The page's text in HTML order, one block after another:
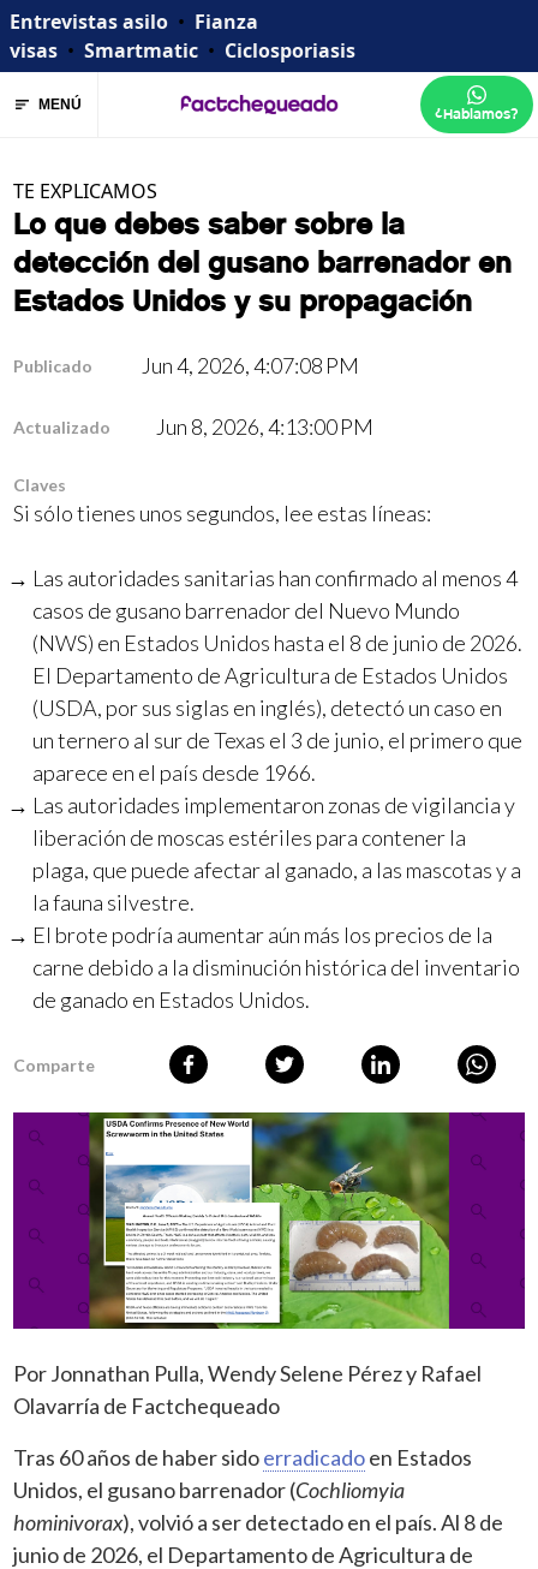
Entrevistas asilo • Fianza
visas • Smartmatic • Ciclosporiasis
MENÚ ¿Hablamos?
TE EXPLICAMOS
Lo que debes saber sobre la
detección del gusano barrenador en
Estados Unidos y su propagación
Publicado Jun 4, 2026, 4:07:08 PM
Actualizado Jun 8, 2026, 4:13:00 PM
Claves
Si sólo tienes unos segundos, lee estas líneas:
Las autoridades sanitarias han confirmado al menos 4
casos de gusano barrenador del Nuevo Mundo
(NWS) en Estados Unidos hasta el 8 de junio de 2026.
El Departamento de Agricultura de Estados Unidos
(USDA, por sus siglas en inglés), detectó un caso en
un ternero al sur de Texas el 3 de junio, el primero que
aparece en el país desde 1966.
Las autoridades implementaron zonas de vigilancia y
liberación de moscas estériles para contener la
plaga, que puede afectar al ganado, a las mascotas y a
la fauna silvestre.
El brote podría aumentar aún más los precios de la
carne debido a la disminución histórica del inventario
de ganado en Estados Unidos.
Comparte
Por Jonnathan Pulla, Wendy Selene Pérez y Rafael
Olavarría de Factchequeado
Tras 60 años de haber sidoerradicadoen Estados
Unidos, el gusano barrenador (Cochliomyia
hominivorax), volvió a ser detectado en el país. Al 8 de
junio de 2026, el Departamento de Agricultura de